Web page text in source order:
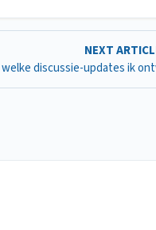
NEXT
discussie-updates ik